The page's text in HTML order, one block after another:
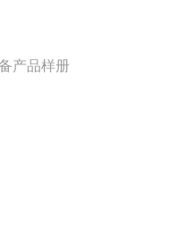
产品样册